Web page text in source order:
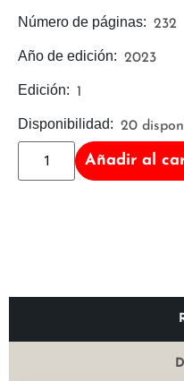
Añadir al
Disponibilidad: 20
Edición: 1
Año de edición: 2023
Número de páginas: 232